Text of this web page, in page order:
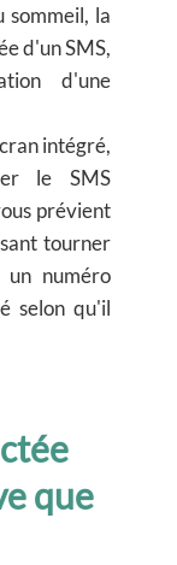
sommeil, la
d'un SMS,
d'une
intégré,
le SMS
prévient
tourner
numéro
selon qu'il
que